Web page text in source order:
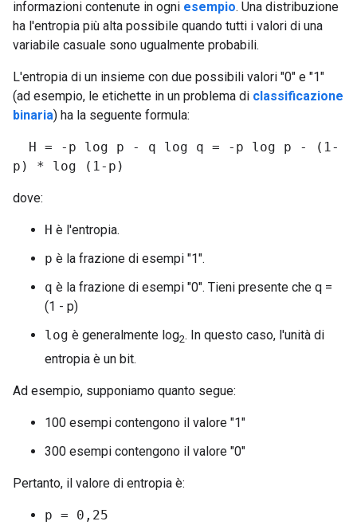
informazioni contenute in ogni esempio. Una distribuzione
ha l'entropia più alta possibile quando tutti i valori di una
variabile casuale sono ugualmente probabili.
L'entropia di un insieme con due possibili valori "0" e "1"
(ad esempio, le etichette in un problema di classificazione
binaria) ha la seguente formula:
H = -p log p - q log q = -p log p - (1-
p) * log (1-p)
dove:
H è l'entropia.
p è la frazione di esempi "1".
q è la frazione di esempi "0". Tieni presente che q =
(1 - p)
log è generalmente log2. In questo caso, l'unità di
entropia è un bit.
Ad esempio, supponiamo quanto segue:
100 esempi contengono il valore "1"
300 esempi contengono il valore "0"
Pertanto, il valore di entropia è:
p = 0,25